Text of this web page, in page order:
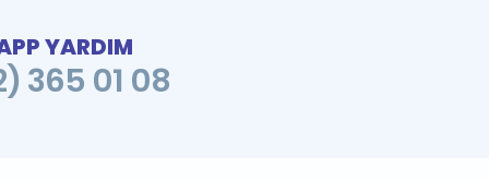
YARDIM
365 01 08